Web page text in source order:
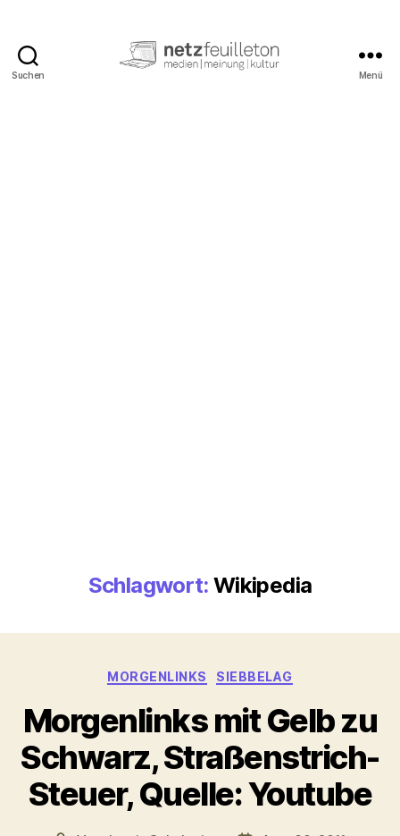
Suchen Menü
Schlagwort: Wikipedia
Kategorien
MORGENLINKS SIEBBELAG
Morgenlinks mit Gelb zu
Schwarz, Straßenstrich-
Steuer, Quelle: Youtube